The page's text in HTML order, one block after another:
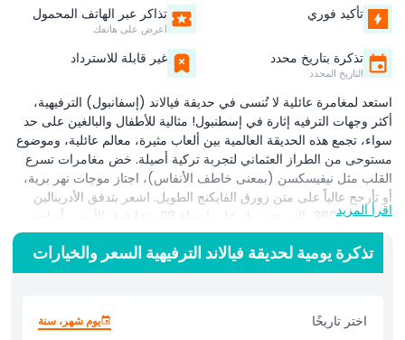
تأكيد فوري تذاكر عبر الهاتف المحمول
اعرض على هاتفك
تذكرة بتاريخ محدد
التاريخ المحدد
غير قابلة للاسترداد
استعد لمغامرة عائلية لا تُنسى في حديقة فيالاند (إسفانبول) الترفيهية،
أكثر وجهات الترفيه إثارة في إسطنبول! مثالية للأطفال والبالغين على حد
سواء، تجمع هذه الحديقة العالمية بين ألعاب مثيرة، معالم عائلية، وموضوع
مستوحى من الطراز العثماني لتجربة تركية أصيلة. خض مغامرات تسرع
القلب مثل نيفيسكسن (بمعنى خاطف الأنفاس)، اجتاز موجات نهر برية،
أو تأرجح عالياً على متن زورق الفايكنج الطويل. اشعر بتدفق الأدرينالين
على جولة 360، التي تدور بك على ارتفاع 28 مترًا فوق الأرض، أو اختبر
شجاعتك في برج العدالة مع هبوطه المذهل بطول 50 مترًا! سيعشق
الصغار البرج المصغر وغيره من الألعاب المليئة بالمرح المصممة خصيصًا
للأطفال، مما يجعلها الوجهة المثالية للعائلات المسافرة إلى إسطنبول.
(إسفانبول) أكثر من مجرد ألعاب. استكشف مولًا ضخمًا يضم مئات
المتاجر، مطاعم لذيذة، وحتى مجمع سينمائي حديث مثالي للاسترخاء بعد
اقرأ المزيد
تذكرة يومية لحديقة فيالاند الترفيهية السعر والخيارات
اختر تاريخًا يوم شهر، سنة